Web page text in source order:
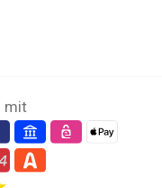
mit